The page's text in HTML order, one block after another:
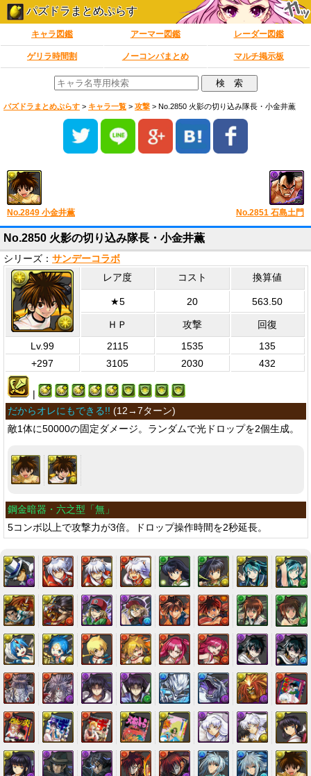
パズドラまとめぷらす
キャラ図鑑 アーマー図鑑 レーダー図鑑
ゲリラ時間割 ノーコンパまとめ マルチ掲示板
パズドラまとめぷらす > キャラ一覧 > 攻撃 > No.2850 火影の切り込み隊長・小金井薫
No.2849 小金井薫 No.2851 石島土門
No.2850 火影の切り込み隊長・小金井薫
シリーズ： サンデーコラボ
レア度 コスト 換算値
★5 20 563.50
ＨＰ 攻撃
回復
Lv.99
2115 1535
135
+297
3105 2030 432
|
だからオレにもできる!! (12→7ターン)
敵1体に50000の固定ダメージ。ランダムで光ドロップを2個生成。
鋼金暗器・六之型「無」
5コンボ以上で攻撃力が3倍。ドロップ操作時間を2秒延長。